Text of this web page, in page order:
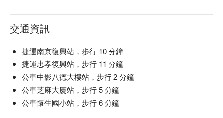
交通資訊
捷運南京復興站，步行 10 分鐘
捷運忠孝復興站，步行 11 分鐘
公車中影八德大樓站，步行 2 分鐘
公車芝麻大廈站，步行 5 分鐘
公車懷生國小站，步行 6 分鐘